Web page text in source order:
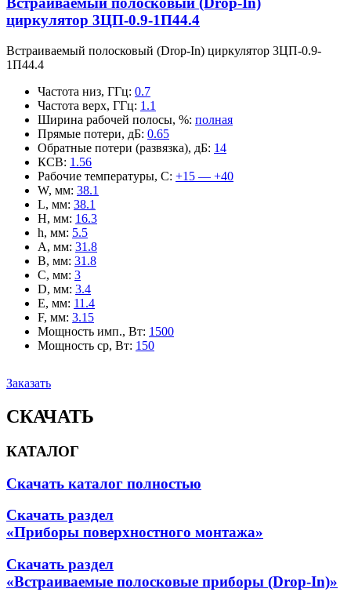
циркулятор 3ЦП-0.9-1П44.4
Встраиваемый полосковый (Drop-In) циркулятор 3ЦП-0.9-
1П44.4
Частота низ, ГГц: 0.7
Частота верх, ГГц: 1.1
Ширина рабочей полосы, %: полная
Прямые потери, дБ: 0.65
Обратные потери (развязка), дБ: 14
КСВ: 1.56
Рабочие температуры, С: +15 — +40
W, мм: 38.1
L, мм: 38.1
H, мм: 16.3
h, мм: 5.5
A, мм: 31.8
B, мм: 31.8
C, мм: 3
D, мм: 3.4
E, мм: 11.4
F, мм: 3.15
Мощность имп., Вт: 1500
Мощность ср, Вт: 150
Заказать
СКАЧАТЬ
КАТАЛОГ
Скачать каталог полностью
Скачать раздел
«Приборы поверхностного монтажа»
Скачать раздел
«Встраиваемые полосковые приборы (Drop-In)»